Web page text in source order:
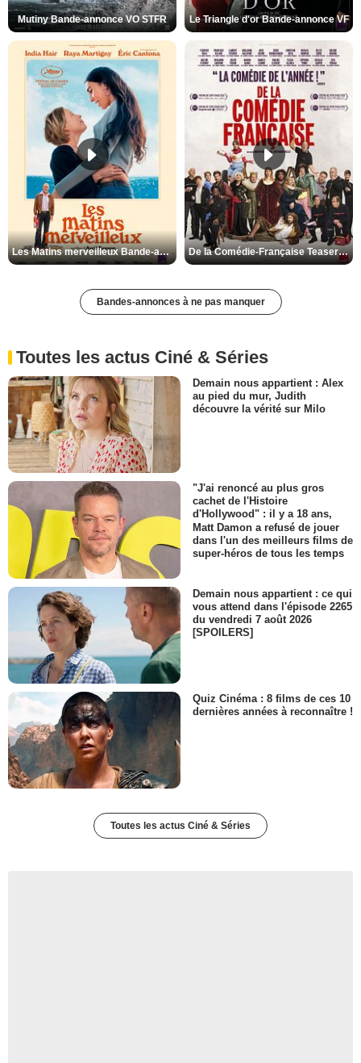
Mutiny Bande-annonce VO STFR Le Triangle d'or Bande-annonce VF
Les Matins merveilleux Bande-annonce VF De la Comédie-Française Teaser VF
Bandes-annonces à ne pas manquer
Toutes les actus Ciné & Séries
Demain nous appartient : Alex
au pied du mur, Judith
découvre la vérité sur Milo
"J'ai renoncé au plus gros
cachet de l'Histoire
d'Hollywood" : il y a 18 ans,
Matt Damon a refusé de jouer
dans l'un des meilleurs films de
super-héros de tous les temps
Demain nous appartient : ce qui
vous attend dans l'épisode 2265
du vendredi 7 août 2026
[SPOILERS]
Quiz Cinéma : 8 films de ces 10
dernières années à reconnaître !
Toutes les actus Ciné & Séries